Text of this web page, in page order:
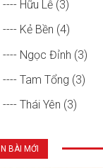
---- Hữu Lễ (3)
---- Kẻ Bền (4)
---- Ngọc Đỉnh (3)
---- Tam Tổng (3)
---- Thái Yên (3)
BÀI MỚI